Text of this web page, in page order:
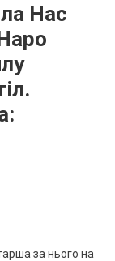
Нас
за нього на